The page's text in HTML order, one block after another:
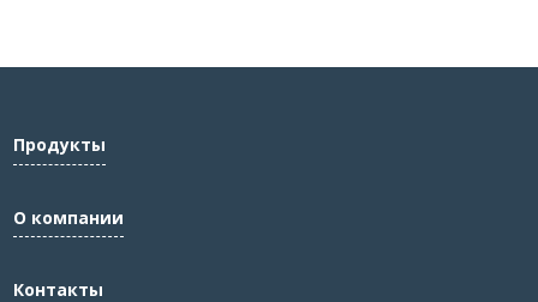
Продукты
О компании
Контакты